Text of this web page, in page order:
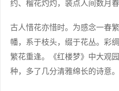
约、榴花灼灼，装点人间数月
古人惜花亦惜时。为感念一春
幡，系于枝头，缀于花丛。彩
繁花重逢。《红楼梦》中大观
种，多了几分清雅绵长的诗意。